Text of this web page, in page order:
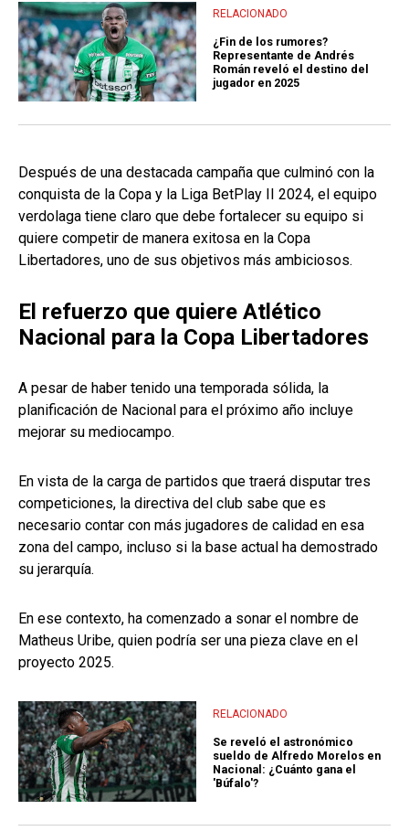
RELACIONADO
¿Fin de los rumores?
Representante de Andrés
Román reveló el destino del
jugador en 2025
Después de una destacada campaña que culminó con la
conquista de la Copa y la Liga BetPlay II 2024, el equipo
verdolaga tiene claro que debe fortalecer su equipo si
quiere competir de manera exitosa en la Copa
Libertadores, uno de sus objetivos más ambiciosos.
El refuerzo que quiere Atlético
Nacional para la Copa Libertadores
A pesar de haber tenido una temporada sólida, la
planificación de Nacional para el próximo año incluye
mejorar su mediocampo.
En vista de la carga de partidos que traerá disputar tres
competiciones, la directiva del club sabe que es
necesario contar con más jugadores de calidad en esa
zona del campo, incluso si la base actual ha demostrado
su jerarquía.
En ese contexto, ha comenzado a sonar el nombre de
Matheus Uribe, quien podría ser una pieza clave en el
proyecto 2025.
RELACIONADO
Se reveló el astronómico
sueldo de Alfredo Morelos en
Nacional: ¿Cuánto gana el
'Búfalo'?